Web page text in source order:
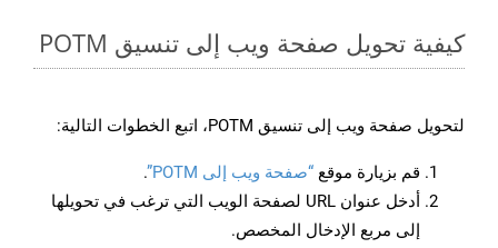
كيفية تحويل صفحة ويب إلى تنسيق POTM
لتحويل صفحة ويب إلى تنسيق POTM، اتبع الخطوات التالية:
قم بزيارة موقع “صفحة ويب إلى POTM”
.
أدخل عنوان URL لصفحة الويب التي ترغب في تحويلها
إلى مربع الإدخال المخصص.